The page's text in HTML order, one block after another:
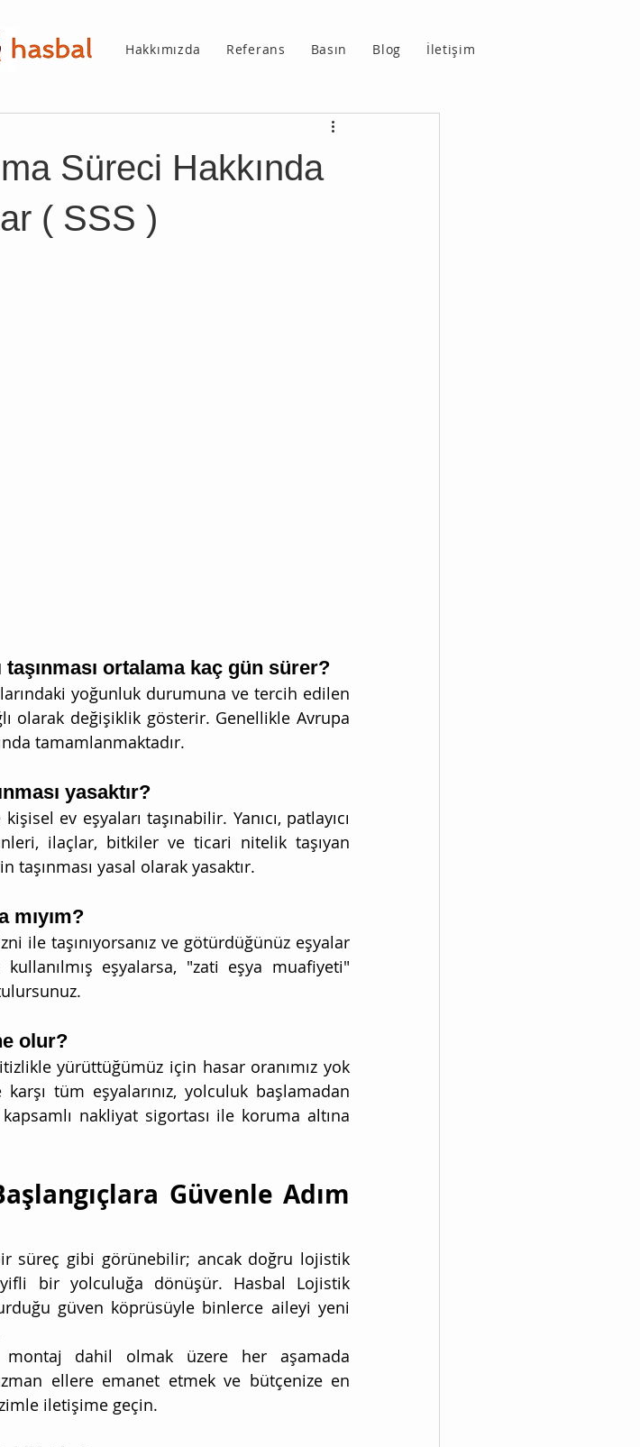
Hakkımızda Referans Basın Blog İletişim
Süreci Hakkında
( SSS )
ortalama kaç gün sürer?
yoğunluk durumuna ve tercih edilen
olarak değişiklik gösterir. Genellikle Avrupa
tamamlanmaktadır.
yasaktır?
ev eşyaları taşınabilir. Yanıcı, patlayıcı
ilaçlar, bitkiler ve ticari nitelik taşıyan
taşınması yasal olarak yasaktır.
mıyım?
ile taşınıyorsanız ve götürdüğünüz eşyalar
eşyalarsa, "zati eşya muafiyeti"
olur?
yürüttüğümüz için hasar oranımız yok
tüm eşyalarınız, yolculuk başlamadan
nakliyat sigortası ile koruma altına
Güvenle Adım
süreç gibi görünebilir; ancak doğru lojistik
bir yolculuğa dönüşür. Hasbal Lojistik
güven köprüsüyle binlerce aileyi yeni
montaj dahil olmak üzere her aşamada
ellere emanet etmek ve bütçenize en
iletişime geçin.